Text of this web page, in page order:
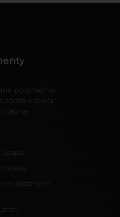
podmienky
v sekcii
hlavnej
osobných